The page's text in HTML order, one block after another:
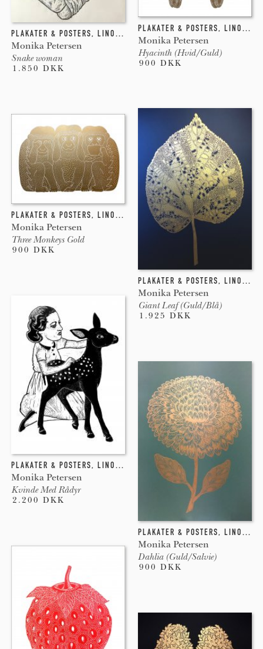
PLAKATER & POSTERS, LINOLEUMSTRYK
Monika Petersen
Hyacinth (Hvid/Guld)
900 DKK
PLAKATER & POSTERS, LINOLEUMSTRYK
Monika Petersen
Snake woman
1.850 DKK
PLAKATER & POSTERS, LINOLEUMSTRYK
Monika Petersen
Giant Leaf (Guld/Blå)
1.925 DKK
PLAKATER & POSTERS, LINOLEUMSTRYK
Monika Petersen
Three Monkeys Gold
900 DKK
PLAKATER & POSTERS, LINOLEUMSTRYK , INDGRAVERING
Monika Petersen
Kvinde Med Rådyr
2.200 DKK
PLAKATER & POSTERS, LINOLEUMSTRYK
Monika Petersen
Dahlia (Guld/Salvie)
900 DKK